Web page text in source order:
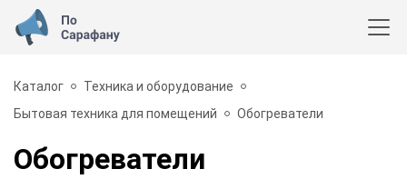
Каталог
Техника и оборудование
Бытовая техника для помещений
Обогреватели
Обогреватели